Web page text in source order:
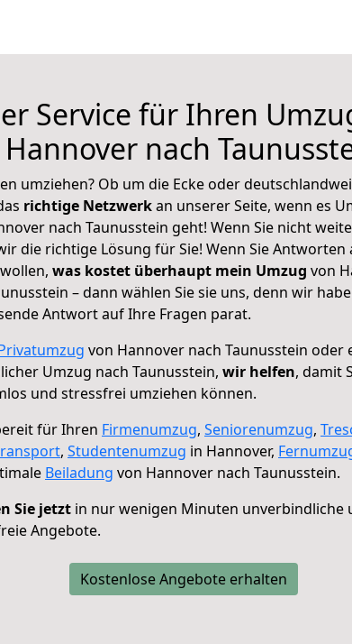
Service für Ihren
nach
umziehen? Ob um die Ecke oder
richtige Netzwerkan unserer Seite, wenn es
nach Taunusstein geht! Wenn Sie nicht
die richtige Lösung für Sie! Wenn Sie Antworten
was kostet überhaupt mein Umzug von
– dann wählen Sie sie uns, denn wir
Antwort auf Ihre Fragen parat.
von Hannover nach Taunusstein oder
Umzug nach Taunusstein, wir helfen, damit
und stressfrei umziehen können.
für Ihren Firmenumzug, Seniorenumzug,
, Studentenumzug in Hannover,
Beiladung von Hannover nach Taunusstein.
Sie jetzt in nur wenigen Minuten unverbindliche
Angebote.
Kostenlose Angebote erhalten